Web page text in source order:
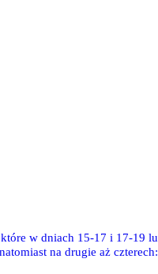
w dniach 15-17 i 17-19
na drugie aż